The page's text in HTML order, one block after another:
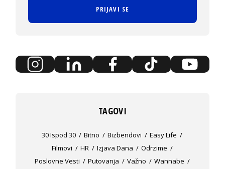
PRIJAVI SE
TAGOVI
30 Ispod 30 Bitno Bizbendovi
Easy Life
Filmovi
HR Izjava Dana
Odrzime
Poslovne Vesti
Putovanja Važno
Wannabe